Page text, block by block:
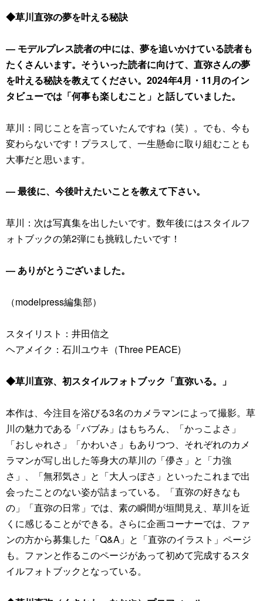
◆草川直弥の夢を叶える秘訣
― モデルプレス読者の中には、夢を追いかけている読者も
たくさんいます。そういった読者に向けて、直弥さんの夢
を叶える秘訣を教えてください。2024年4月・11月のイン
タビューでは「何事も楽しむこと」と話していました。
草川：同じことを言っていたんですね（笑）。でも、今も
変わらないです！プラスして、一生懸命に取り組むことも
大事だと思います。
― 最後に、今後叶えたいことを教えて下さい。
草川：次は写真集を出したいです。数年後にはスタイルフ
ォトブックの第2弾にも挑戦したいです！
― ありがとうございました。
（modelpress編集部）
スタイリスト：井田信之
ヘアメイク：石川ユウキ（Three PEACE)
◆草川直弥、初スタイルフォトブック「直弥いる。」
本作は、今注目を浴びる3名のカメラマンによって撮影。草
川の魅力である「バブみ」はもちろん、「かっこよさ」
「おしゃれさ」「かわいさ」もありつつ、それぞれのカメ
ラマンが写し出した等身大の草川の「儚さ」と「力強
さ」、「無邪気さ」と「大人っぽさ」といったこれまで出
会ったことのない姿が詰まっている。「直弥の好きなも
の」「直弥の日常」では、素の瞬間が垣間見え、草川を近
くに感じることができる。さらに企画コーナーでは、ファ
ンの方から募集した「Q&A」と「直弥のイラスト」ページ
も。ファンと作るこのページがあって初めて完成するスタ
イルフォトブックとなっている。